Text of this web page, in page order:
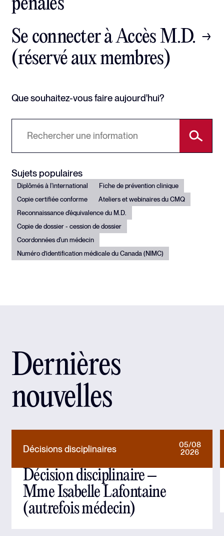
Se connecter à Accès M.D.
(réservé aux membres)
Que souhaitez-vous faire aujourd'hui?
Sujets populaires
Diplômés à l'international
Fiche de prévention clinique
Copie certifiée conforme
Ateliers et webinaires du CMQ
Reconnaissance d'équivalence du M.D.
Copie de dossier - cession de dossier
Coordonnées d'un médecin
Numéro d’identification médicale du Canada (NIMC)
Dernières
nouvelles
Décisions disciplinaires
05/08
2026
Décision disciplinaire –
Mme Isabelle Lafontaine
(autrefois médecin)